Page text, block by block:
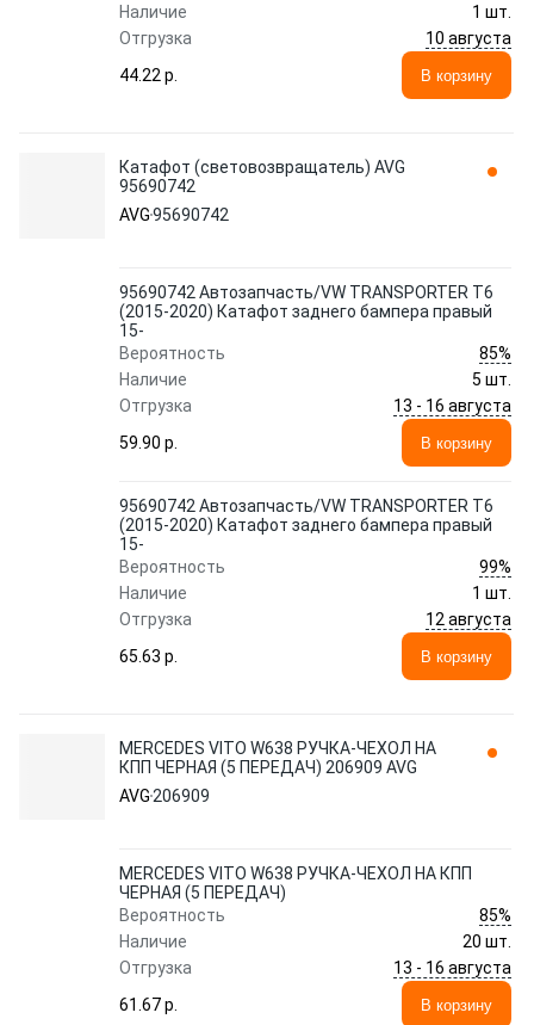
Наличие
1 шт.
Отгрузка
10 августа
44.22 p.
В корзину
Катафот (световозвращатель) AVG
95690742
AVG95690742
95690742 Автозапчасть/VW TRANSPORTER T6
(2015-2020) Катафот заднего бампера правый
15-
Вероятность
85%
Наличие
5 шт.
Отгрузка
13 - 16 августа
59.90 p.
В корзину
95690742 Автозапчасть/VW TRANSPORTER T6
(2015-2020) Катафот заднего бампера правый
15-
Вероятность
99%
Наличие
1 шт.
Отгрузка
12 августа
65.63 p.
В корзину
MERCEDES VITO W638 РУЧКА-ЧЕХОЛ НА
КПП ЧЕРНАЯ (5 ПЕРЕДАЧ) 206909 AVG
AVG 206909
MERCEDES VITO W638 РУЧКА-ЧЕХОЛ НА КПП
ЧЕРНАЯ (5 ПЕРЕДАЧ)
Вероятность
85%
Наличие
20 шт.
Отгрузка
13 - 16 августа
61.67 p.
В корзину